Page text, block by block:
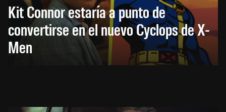
Kit Connor estaría a punto de
convertirse en el nuevo Cyclops de X-
Men